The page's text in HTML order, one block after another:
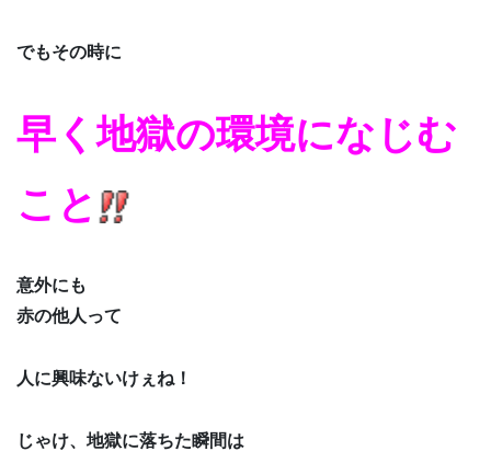
でもその時に
早く地獄の環境になじむ
こと
意外にも
赤の他人って
人に興味ないけぇね！
じゃけ、地獄に落ちた瞬間は